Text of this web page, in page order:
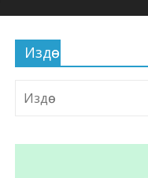
Издөө